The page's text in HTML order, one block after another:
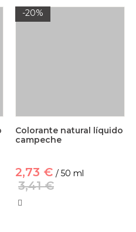
-20%
Colorante natural líquido
campeche
2,73 € / 50 ml
3,41 €